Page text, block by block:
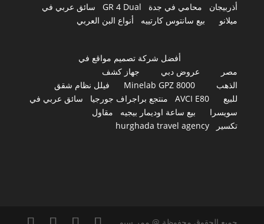
أذربيجان
محامي في جدة GR 4 Dual
سائق عربي في
ميلانو
بيع سانتوس كارتييه أنواع البن العربي
أفضل شركة تصميم مواقع في
مصر
عروض دبي
جهاز كشف
الذهب
Minelab GPZ 8000
فيلل نظام شقق
للبيع
AVCI E80 منتجع براجراف جورجيا
سائق عربي في
سويسرا
بيع ساعة اوديمار بيجيه
مقاول
تكسير
hurghada travel agency